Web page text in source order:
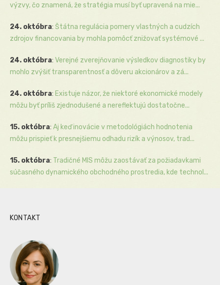
výzvy, čo znamená, že stratégia musí byť upravená na mie...
24. októbra: Štátna regulácia pomery vlastných a cudzích
zdrojov financovania by mohla pomôcť znižovať systémové ...
24. októbra: Verejné zverejňovanie výsledkov diagnostiky by
mohlo zvýšiť transparentnosť a dôveru akcionárov a zá...
24. októbra: Existuje názor, že niektoré ekonomické modely
môžu byť príliš zjednodušené a nereflektujú dostatočne...
15. októbra: Aj keď inovácie v metodológiách hodnotenia
môžu prispieť k presnejšiemu odhadu rizík a výnosov, trad...
15. októbra: Tradičné MIS môžu zaostávať za požiadavkami
súčasného dynamického obchodného prostredia, kde technol...
KONTAKT